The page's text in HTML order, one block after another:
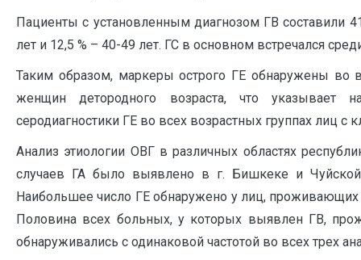
Пациенты с установленным диагнозом ГВ составили
лет и 12,5 % – 40-49 лет. ГС в основном встречался
Таким образом, маркеры острого ГЕ обнаружены во
женщин детородного возраста, что указывает
серодиагностики ГЕ во всех возрастных группах лиц
Анализ этиологии ОВГ в различных областях
случаев ГА было выявлено в г. Бишкеке и Чуйской
Наибольшее число ГЕ обнаружено у лиц, проживающих
Половина всех больных, у которых выявлен ГВ,
обнаруживались с одинаковой частотой во всех трех